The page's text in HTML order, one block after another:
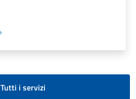
Tutti i servizi